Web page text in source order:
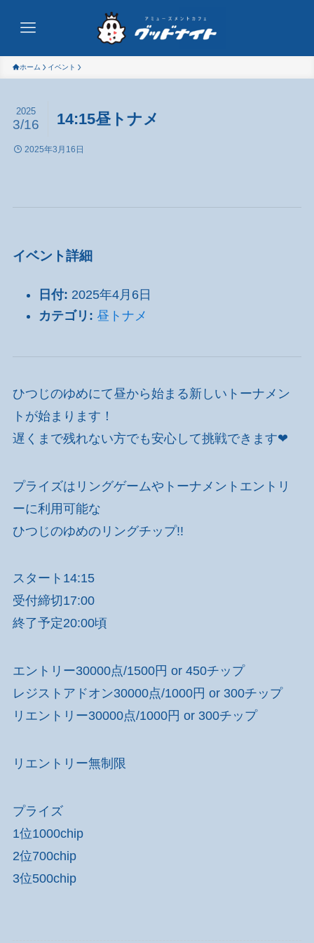
ホーム イベント
14:15昼トナメ
2025
3/16
2025年3月16日
イベント詳細
日付: 2025年4月6日
カテゴリ: 昼トナメ
ひつじのゆめにて昼から始まる新しいトーナメン
トが始まります！
遅くまで残れない方でも安心して挑戦できます❤
プライズはリングゲームやトーナメントエントリ
ーに利用可能な
ひつじのゆめのリングチップ!!
スタート14:15
受付締切17:00
終了予定20:00頃
エントリー30000点/1500円 or 450チップ
レジストアドオン30000点/1000円 or 300チップ
リエントリー30000点/1000円 or 300チップ
リエントリー無制限
プライズ
1位1000chip
2位700chip
3位500chip